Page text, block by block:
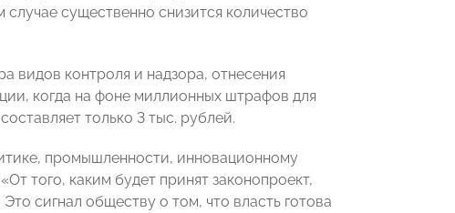
существенно снизится количество
видов контроля и надзора, отнесения
когда на фоне миллионных штрафов для
только 3 тыс. рублей.
промышленности, инновационному
того, каким будет принят законопроект,
сигнал обществу о том, что власть готова